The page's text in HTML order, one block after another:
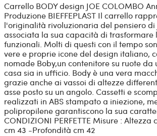
Carrello BODY design JOE COLOMBO
Produzione BIEFFEPLAST Il carrello
l'originalità rivoluzionaria del pensiero di
associata la sua capacità di trasformare
funzionali. Molti di questi con il tempo
vere e proprie icone del design italiano,
nomade Boby,un contenitore su ruote da
casa sia in ufficio. Body è una vera
grazie anche ai vassoi di altezze
asse posto su un angolo. Cassetti e
realizzati in ABS stampato a iniezione,
polipropilene garantiscono la sua
CONDIZIONI PERFETTE Misure :
cm 43 -Profondità cm 42